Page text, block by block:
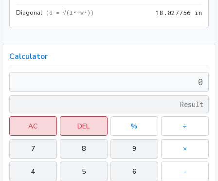
Diagonal ( d = √(l²+w²) ) 18 .027756 in
Calculator
AC DEL % ÷
7 8 9 ×
4 5 6 -